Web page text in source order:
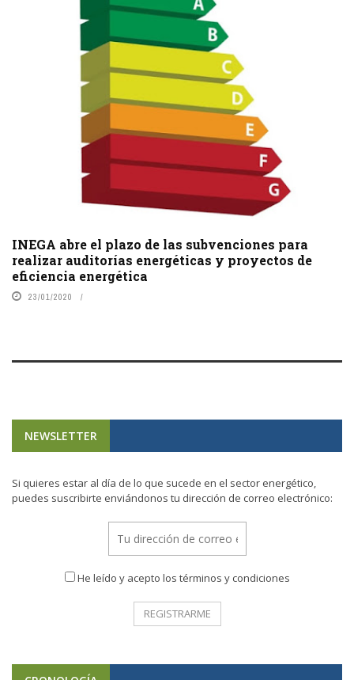
INEGA abre el plazo de las subvenciones para
realizar auditorías energéticas y proyectos de
eficiencia energética
23/01/2020
NEWSLETTER
Si quieres estar al día de lo que sucede en el sector energético,
puedes suscribirte enviándonos tu dirección de correo electrónico:
He leído y acepto los términos y condiciones